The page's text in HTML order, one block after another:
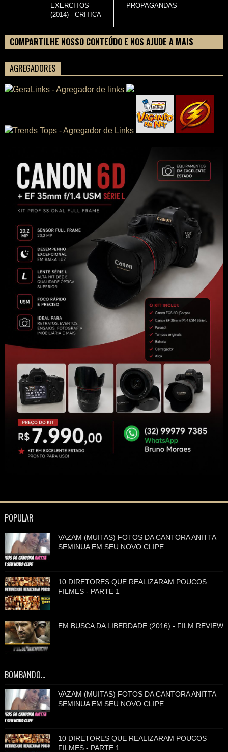
PROPAGANDAS
EXERCITOS
(2014) - CRITICA
COMPARTILHE NOSSO CONTEÚDO E NOS AJUDE A MAIS
AGREGADORES
POPULAR
VAZAM (MUITAS) FOTOS DA CANTORA ANITTA
SEMINUA EM SEU NOVO CLIPE
10 DIRETORES QUE REALIZARAM POUCOS
FILMES - PARTE 1
EM BUSCA DA LIBERDADE (2016) - FILM REVIEW
BOMBANDO...
VAZAM (MUITAS) FOTOS DA CANTORA ANITTA
SEMINUA EM SEU NOVO CLIPE
10 DIRETORES QUE REALIZARAM POUCOS
FILMES - PARTE 1